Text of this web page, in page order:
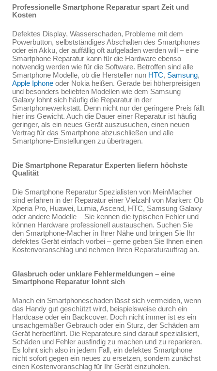
Professionelle Smartphone Reparatur spart Zeit und
Kosten
Defektes Display, Wasserschaden, Probleme mit dem
Powerbutton, selbstständiges Abschalten des Smartphones
oder ein Akku, der auffällig oft aufgeladen werden will – eine
Smartphone Reparatur kann für die Hardware ebenso
notwendig werden wie für die Software. Betroffen sind alle
Smartphone Modelle, ob die Hersteller nun HTC, Samsung,
Apple Iphone oder Nokia heißen. Gerade bei höherpreisigen
und besonders beliebten Modellen wie dem Samsung
Galaxy lohnt sich häufig die Reparatur in der
Smartphonewerkstatt. Denn nicht nur der geringere Preis fällt
hier ins Gewicht. Auch die Dauer einer Reparatur ist häufig
geringer, als ein neues Gerät auszusuchen, einen neuen
Vertrag für das Smartphone abzuschließen und alle
Smartphone-Einstellungen zu übertragen.
Die Smartphone Reparatur Experten liefern höchste
Qualität
Die Smartphone Reparatur Spezialisten von MeinMacher
sind erfahren in der Reparatur einer Vielzahl von Marken: Ob
Xperia Pro, Huawei, Lumia, Ascend, HTC, Samsung Galaxy
oder andere Modelle – Sie kennen die typischen Fehler und
können Hardware professionell austauschen. Suchen Sie
den Smartphone-Macher in Ihrer Nähe und bringen Sie Ihr
defektes Gerät einfach vorbei – gerne geben Sie Ihnen einen
Kostenvoranschlag und nehmen Ihren Reparaturauftrag an.
Glasbruch oder unklare Fehlermeldungen – eine
Smartphone Reparatur lohnt sich
Manch ein Smartphoneschaden lässt sich vermeiden, wenn
das Handy gut geschützt wird, beispielsweise durch ein
Hardcase oder ein Backcover. Doch nicht immer ist es ein
unsachgemäßer Gebrauch oder ein Sturz, der Schäden am
Gerät herbeiführt. Die Reparateure sind darauf spezialisiert,
Schäden und Fehler ausfindig zu machen und zu reparieren.
Es lohnt sich also in jedem Fall, ein defektes Smartphone
nicht sofort gegen ein neues zu ersetzen, sondern zunächst
einen Kostenvoranschlag für Ihr Gerät einzuholen.